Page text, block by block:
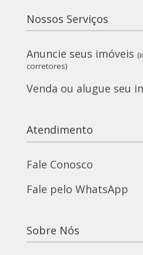
Nossos Serviços
Anuncie seus imóveis
corretores)
Venda ou alugue seu
Atendimento
Fale Conosco
Fale pelo WhatsApp
Sobre Nós